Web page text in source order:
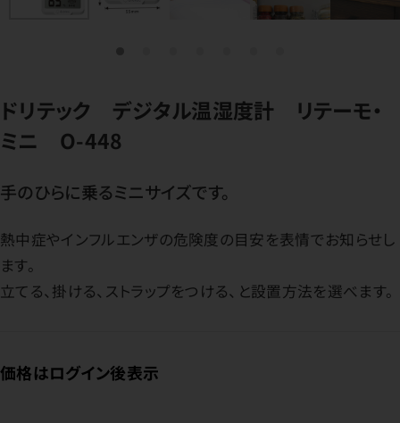
ドリテック デジタル温湿度計 リテーモ・
ミニ O-448
手のひらに乗るミニサイズです。
熱中症やインフルエンザの危険度の目安を表情でお知らせし
ます。
立てる、掛ける、ストラップをつける、と設置方法を選べます。
価格はログイン後表示